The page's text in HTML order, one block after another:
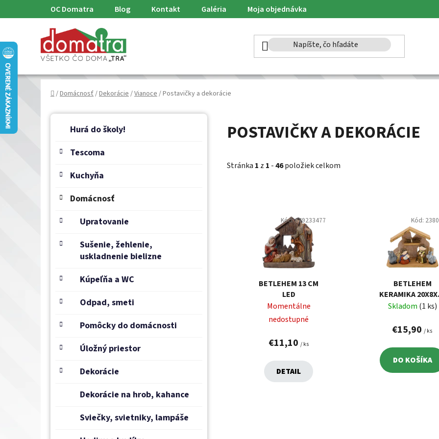
na
OC Domatra Blog Kontakt Galéria Moja objednávka
Domov
/Domácnosť/Dekorácie/Vianoce/Postavičky a dekorácie
B
Preskočiť
kategórie
K
Hurá do školy!
Tescoma
Kuchyňa
Domácnosť
Upratovanie
Sušenie, žehlenie,
uskladnenie bielizne
Kúpeľňa a WC
Odpad, smeti
Pomôcky do domácnosti
Úložný priestor
Dekorácie
Dekorácie na hrob, kahance
Sviečky, svietniky, lampáše
POSTAVIČKY A DEKORÁCIE
Stránka 1 z 1 -46položiek celkom
BETLEHEM 13 CM
LED
Momentálne
nedostupné
€11,10 / ks
DETAIL
Kód:649233477
BETLEHEM
KERAMIKA
CM
Skladom (1 ks)
€15,90/ ks
DO KOŠÍKA
Kód: